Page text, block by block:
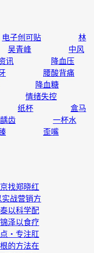
电子创可贴
林
吴青峰
中风
讯
降血压
腰酸背痛
降血糖
情绪失控
纸杯
盒马
齿
一杯水
歪嘴
找郑晓红
战营销方
以科学配
泽以食疗
・专注肛
的方法在